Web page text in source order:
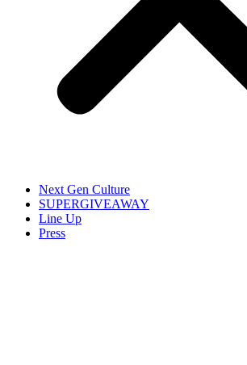
Next Gen Culture
SUPERGIVEAWAY
Line Up
Press